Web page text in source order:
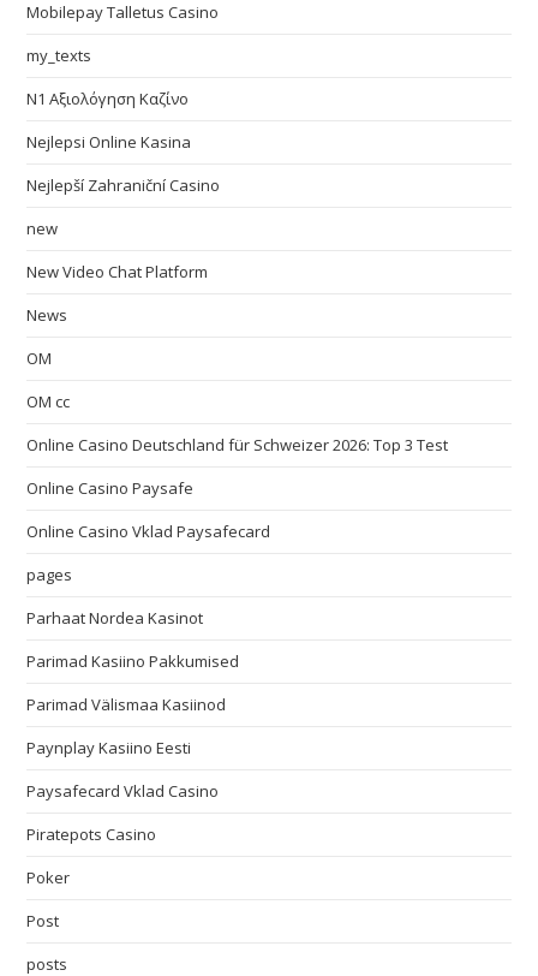
Mobilepay Talletus Casino
my_texts
N1 Αξιολόγηση Καζίνο
Nejlepsi Online Kasina
Nejlepší Zahraniční Casino
new
New Video Chat Platform
News
OM
OM cc
Online Casino Deutschland für Schweizer 2026: Top 3 Test
Online Casino Paysafe
Online Casino Vklad Paysafecard
pages
Parhaat Nordea Kasinot
Parimad Kasiino Pakkumised
Parimad Välismaa Kasiinod
Paynplay Kasiino Eesti
Paysafecard Vklad Casino
Piratepots Casino
Poker
Post
posts